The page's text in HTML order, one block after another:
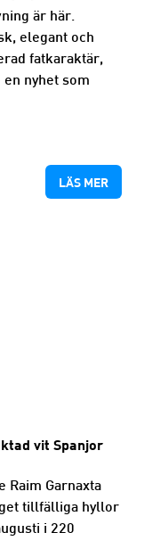
är här.
elegant och
fatkaraktär,
nyhet som
LÄS MER
vit Spanjor
Raim Garnaxta
tillfälliga hyllor
i 220